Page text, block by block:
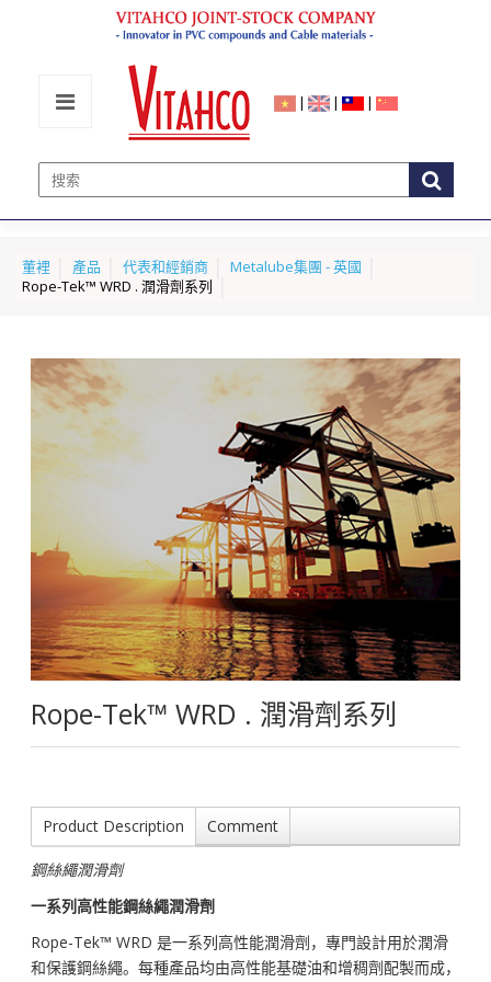
| | |
董裡 產品 代表和經銷商
Metalube集團 - 英國
Rope-Tek™ WRD . 潤滑劑系列
Rope-Tek™ WRD . 潤滑劑系列
Product Description Comment
鋼絲繩潤滑劑
一系列高性能鋼絲繩潤滑劑
Rope-Tek™ WRD 是一系列高性能潤滑劑，專門設計用於潤滑
和保護鋼絲繩。每種產品均由高性能基礎油和增稠劑配製而成，